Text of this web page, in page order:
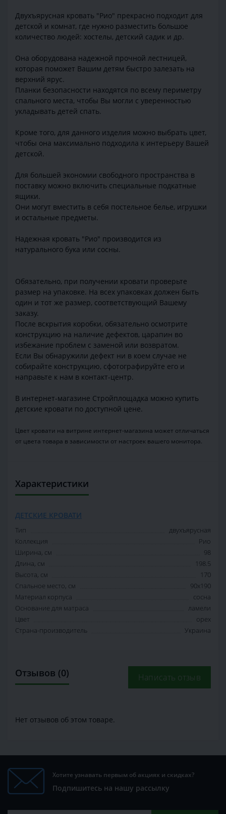
Двухъярусная кровать "Рио" прекрасно подходит для
детской и комнат, где нужно разместить большое
количество людей: хостелы, детский садик и др.
Она оборудована надежной прочной лестницей,
которая поможет Вашим детям быстро залезать на
верхний ярус.
Планки безопасности находятся по всему периметру
спального места, чтобы Вы могли с уверенностью
укладывать детей спать.
Кроме того, для данного изделия можно выбрать цвет,
чтобы она максимально подходила к интерьеру Вашей
детской.
Для большей экономии свободного пространства в
поставку можно включить специальные подкатные
ящики.
Они могут вместить в себя постельное белье, игрушки
и остальные предметы.
Надежная кровать "Рио" производится из
натурального бука или сосны.
Обязательно, при получении кровати проверьте
размер на упаковке. На всех упаковках должен быть
один и тот же размер, соответствующий Вашему
заказу.
После вскрытия коробки, обязательно осмотрите
конструкцию на наличие дефектов, царапин во
избежание проблем с заменой или возвратом.
Если Вы обнаружили дефект ни в коем случае не
собирайте конструкцию, сфотографируйте его и
направьте к нам в контакт-центр.
В интернет-магазине Стройплощадка можно купить
детские кровати по доступной цене.
Цвет кровати на витрине интернет-магазина может отличаться
от цвета товара в зависимости от настроек вашего монитора.
Характеристики
ДЕТСКИЕ КРОВАТИ
Тип
двухъярусная
Коллекция
Рио
Ширина, см
98
Длина, см
198.5
Высота, см
170
Спальное место, см
90x190
Материал корпуса
сосна
Основание для матраса
ламели
Цвет
орех
Страна-производитель
Украина
Отзывов (0) Написать отзыв
Нет отзывов об этом товаре.
Хотите узнавать первым об акциях и скидках?
Подпишитесь на нашу рассылку